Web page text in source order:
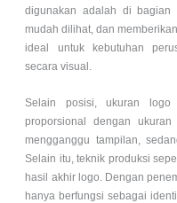
digunakan adalah di
mudah dilihat, dan
ideal untuk kebutuhan
secara visual.
Selain posisi, ukuran
proporsional dengan
mengganggu tampilan,
Selain itu, teknik produksi
hasil akhir logo. Dengan
hanya berfungsi sebagai